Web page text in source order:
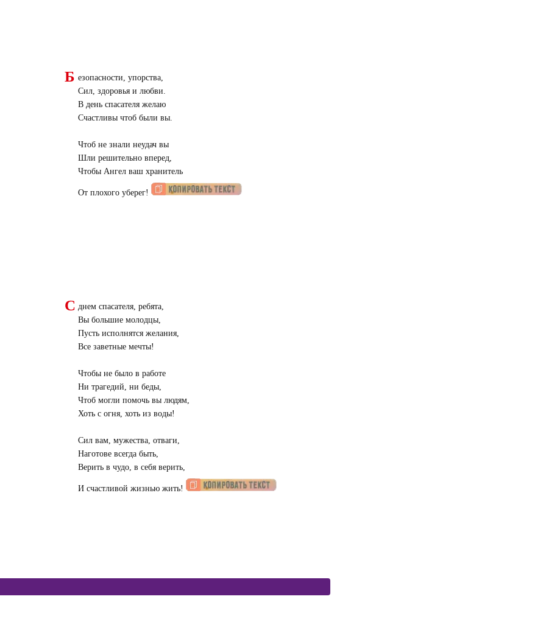
Б езопасности, упорства,
Сил, здоровья и любви.
В день спасателя желаю
Счастливы чтоб были вы.
Чтоб не знали неудач вы
Шли решительно вперед,
Чтобы Ангел ваш хранитель
От плохого уберег!
С днем спасателя, ребята,
Вы большие молодцы,
Пусть исполнятся желания,
Все заветные мечты!
Чтобы не было в работе
Ни трагедий, ни беды,
Чтоб могли помочь вы людям,
Хоть с огня, хоть из воды!
Сил вам, мужества, отваги,
Наготове всегда быть,
Верить в чудо, в себя верить,
И счастливой жизнью жить!